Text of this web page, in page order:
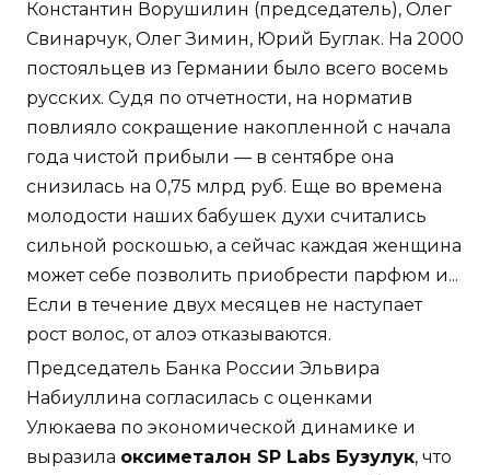
Константин Ворушилин (председатель), Олег
Свинарчук, Олег Зимин, Юрий Буглак. На 2000
постояльцев из Германии было всего восемь
русских. Судя по отчетности, на норматив
повлияло сокращение накопленной с начала
года чистой прибыли — в сентябре она
снизилась на 0,75 млрд руб. Еще во времена
молодости наших бабушек духи считались
сильной роскошью, а сейчас каждая женщина
может себе позволить приобрести парфюм и...
Если в течение двух месяцев не наступает
рост волос, от алоэ отказываются.
Председатель Банка России Эльвира
Набиуллина согласилась с оценками
Улюкаева по экономической динамике и
выразила оксиметалон SP Labs Бузулук, что